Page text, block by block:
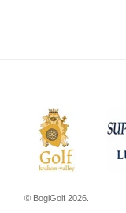
© BogiGolf 2026.